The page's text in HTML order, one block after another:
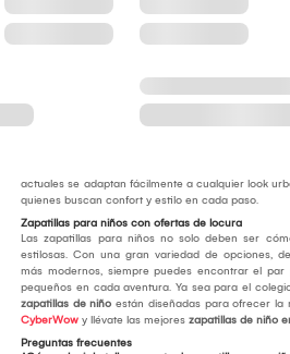
actuales se adaptan fácilmente a cualquier look
quienes buscan confort y estilo en cada paso.
Zapatillas para niños con ofertas de locura
Las zapatillas para niños no solo deben ser
estilosas. Con una gran variedad de opciones,
más modernos, siempre puedes encontrar el
pequeños en cada aventura. Ya sea para el
zapatillas de niño están diseñadas para ofrecer la
CyberWow y llévate las mejoreszapatillas de niño
Preguntas frecuentes